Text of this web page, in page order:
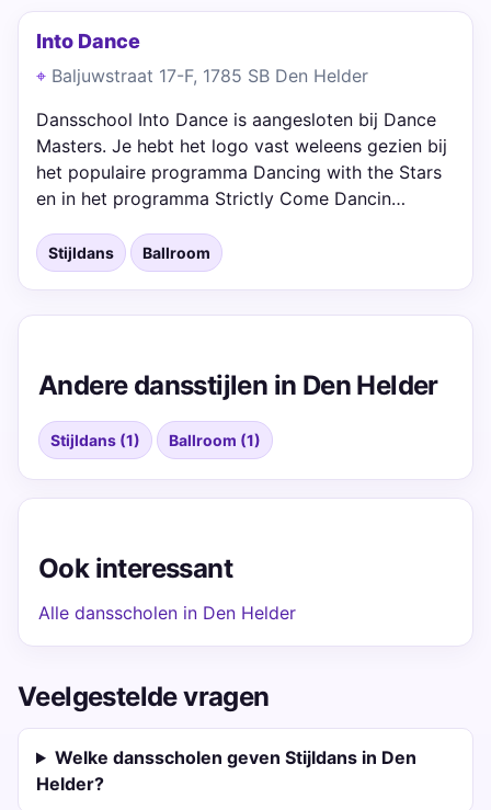
Into Dance
Baljuwstraat 17-F, 1785 SB Den Helder
Dansschool Into Dance is aangesloten bij Dance
Masters. Je hebt het logo vast weleens gezien bij
het populaire programma Dancing with the Stars
en in het programma Strictly Come Dancin…
Stijldans Ballroom
Andere dansstijlen in Den Helder
Stijldans (1) Ballroom (1)
Ook interessant
Alle dansscholen in Den Helder
Veelgestelde vragen
Welke dansscholen geven Stijldans in Den
Helder?